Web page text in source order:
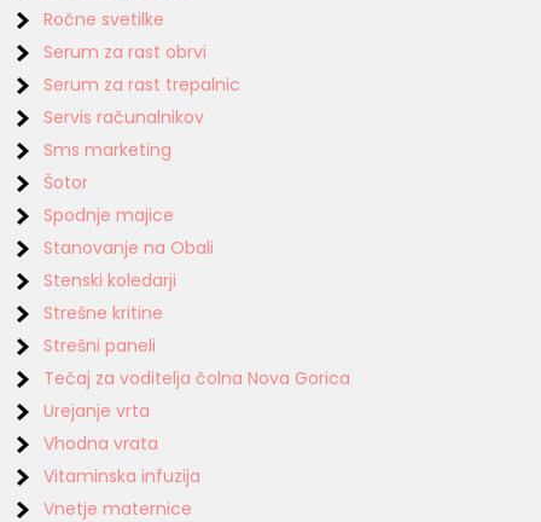
Ročne svetilke
Serum za rast obrvi
Serum za rast trepalnic
Servis računalnikov
Sms marketing
Šotor
Spodnje majice
Stanovanje na Obali
Stenski koledarji
Strešne kritine
Strešni paneli
Tečaj za voditelja čolna Nova Gorica
Urejanje vrta
Vhodna vrata
Vitaminska infuzija
Vnetje maternice